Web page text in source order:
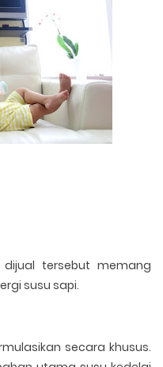
tersebut memang
susu sapi.
secara khusus.